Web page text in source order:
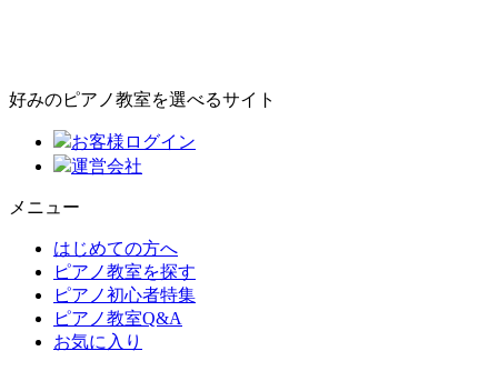
好みのピアノ教室を選べるサイト
お客様ログイン
運営会社
メニュー
はじめての方へ
ピアノ教室を探す
ピアノ初心者特集
ピアノ教室Q&A
お気に入り